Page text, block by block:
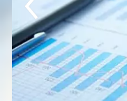
Über uns
Aktuelles